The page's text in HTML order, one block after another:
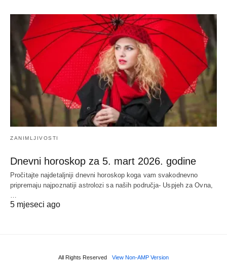
ZANIMLJIVOSTI
Dnevni horoskop za 5. mart 2026. godine
Pročitajte najdetaljniji dnevni horoskop koga vam svakodnevno
pripremaju najpoznatiji astrolozi sa naših područja- Uspjeh za Ovna,
…
5 mjeseci ago
All Rights Reserved View Non-AMP Version